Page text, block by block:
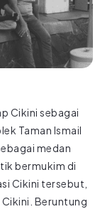
Cikini sebagai
Taman Ismail
medan
bermukim di
Cikini tersebut,
Beruntung